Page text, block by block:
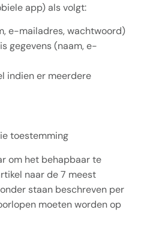
app) als volgt:
e-mailadres, wachtwoord)
gegevens (naam, e-
indien er meerdere
toestemming
om het behapbaar te
naar de 7 meest
staan beschreven per
moeten worden op